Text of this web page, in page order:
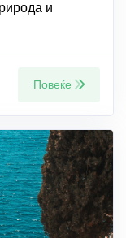
и
Повеќе